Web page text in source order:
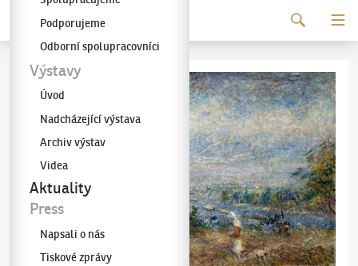
Galerie KODLPodporujeme
Odborní spolupracovníci
Výstavy
Úvod
Nadcházející výstava
Archiv výstav
Videa
Aktuality
Press
Napsali o nás
Tiskové zprávy